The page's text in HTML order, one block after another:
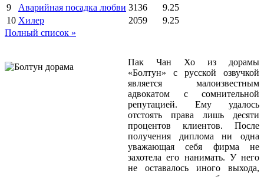
9
Аварийная посадка любви 3136
9.25
10 Хилер 2059
9.25
Полный список »
Пак Чан Хо из дорамы
«Болтун» с русской озвучкой
является малоизвестным
адвокатом с сомнительной
репутацией. Ему удалось
отстоять права лишь десяти
процентов клиентов. После
получения диплома ни одна
уважающая себя фирма не
захотела его нанимать. У него
не оставалось иного выхода,